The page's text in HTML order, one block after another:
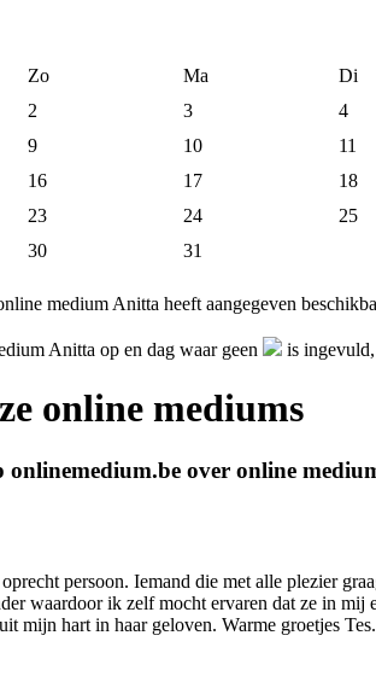
Zo Ma Di
2 3 4
9 10 11
16 17 18
23 24 25
30 31
medium Anitta heeft aangegeven
Anitta op en dag waar geen is
online mediums
onlinemedium.be over online
persoon. Iemand die met alle plezier
waardoor ik zelf mocht ervaren dat ze in
mijn hart in haar geloven. Warme groetjes Tes.